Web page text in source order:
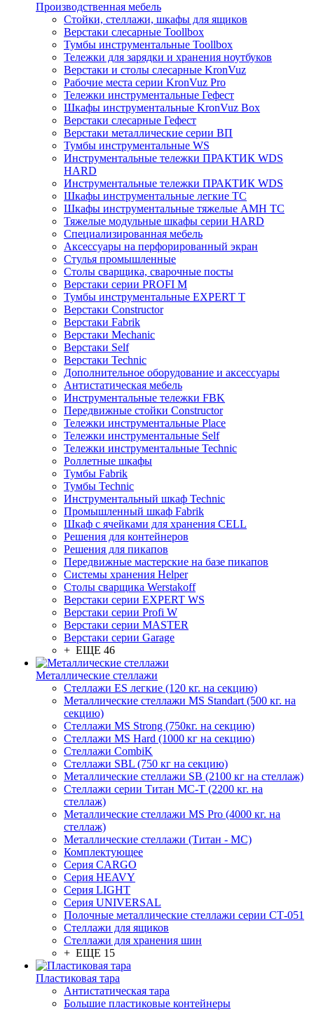
Производственная мебель
Стойки, стеллажи, шкафы для ящиков
Верстаки слесарные Toollbox
Тумбы инструментальные Toollbox
Тележки для зарядки и хранения ноутбуков
Верстаки и столы слесарные KronVuz
Рабочие места серии KronVuz Pro
Тележки инструментальные Гефест
Шкафы инструментальные KronVuz Box
Верстаки слесарные Гефест
Верстаки металлические серии ВП
Тумбы инструментальные WS
Инструментальные тележки ПРАКТИК WDS
HARD
Инструментальные тележки ПРАКТИК WDS
Шкафы инструментальные легкие ТС
Шкафы инструментальные тяжелые AMH TC
Тяжелые модульные шкафы серии HARD
Cпециализированная мебель
Аксессуары на перфорированный экран
Стулья промышленные
Столы сварщика, сварочные посты
Верстаки серии PROFI M
Тумбы инструментальные EXPERT T
Верстаки Constructor
Верстаки Fabrik
Верстаки Mechanic
Верстаки Self
Верстаки Technic
Дополнительное оборудование и аксессуары
Антистатическая мебель
Инструментальные тележки FBK
Передвижные стойки Constructor
Тележки инструментальные Place
Тележки инструментальные Self
Тележки инструментальные Technic
Роллетные шкафы
Тумбы Fabrik
Тумбы Technic
Инструментальный шкаф Technic
Промышленный шкаф Fabrik
Шкаф с ячейками для хранения CELL
Решения для контейнеров
Решения для пикапов
Передвижные мастерские на базе пикапов
Системы хранения Helper
Столы сварщика Werstakoff
Верстаки серии EXPERT WS
Верстаки серии Profi W
Верстаки серии MASTER
Верстаки серии Garage
+ ЕЩЕ 46
Металлические стеллажи
Стеллажи ES легкие (120 кг. на секцию)
Металлические стеллажи MS Standart (500 кг. на
секцию)
Стеллажи MS Strong (750кг. на секцию)
Стеллажи MS Hard (1000 кг на секцию)
Стеллажи CombiK
Стеллажи SBL (750 кг на секцию)
Металлические стеллажи SB (2100 кг на стеллаж)
Стеллажи серии Титан МС-Т (2200 кг. на
стеллаж)
Металлические стеллажи MS Pro (4000 кг. на
стеллаж)
Металлические стеллажи (Титан - МС)
Комплектующее
Серия CARGO
Серия HEAVY
Серия LIGHT
Серия UNIVERSAL
Полочные металлические стеллажи серии СТ-051
Стеллажи для ящиков
Стеллажи для хранения шин
+ ЕЩЕ 15
Пластиковая тара
Антистатическая тара
Большие пластиковые контейнеры